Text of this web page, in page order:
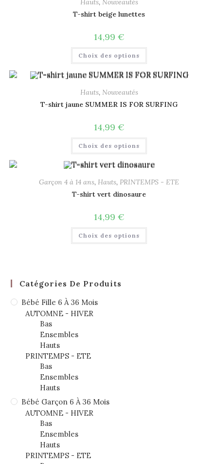
Hauts, Nouveautés
T-shirt beige lunettes
14,99 €
Choix des options
Hauts, Nouveautés
T-shirt jaune SUMMER IS FOR SURFING
14,99 €
Choix des options
Garçon 4 à 14 ans, Hauts, PRINTEMPS - ETE
T-shirt vert dinosaure
14,99 €
Choix des options
Catégories De Produits
Bébé Fille 6 À 36 Mois
AUTOMNE - HIVER
Bas
Ensembles
Hauts
PRINTEMPS - ETE
Bas
Ensembles
Hauts
Bébé Garçon 6 À 36 Mois
AUTOMNE - HIVER
Bas
Ensembles
Hauts
PRINTEMPS - ETE